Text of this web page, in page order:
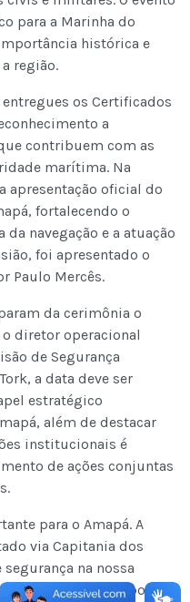
para a Marinha do
histórica e
região.
os Certificados
a
contribuem com as
marítima. Na
apresentação oficial do
fortalecendo o
navegação e a atuação
foi apresentado o
Paulo Mercês.
da cerimônia o
diretor operacional
de Segurança
a data deve ser
estratégico
além de destacar
institucionais é
de ações conjuntas
para o Amapá. A
via Capitania dos
na nossa
relação muito boa,